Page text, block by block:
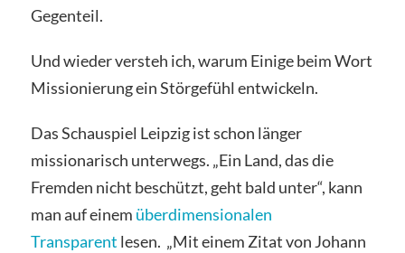
Gegenteil.
Und wieder versteh ich, warum Einige beim Wort
Missionierung ein Störgefühl entwickeln.
Das Schauspiel Leipzig ist schon länger
missionarisch unterwegs. „Ein Land, das die
Fremden nicht beschützt, geht bald unter“, kann
man auf einem überdimensionalen
Transparent lesen. „Mit einem Zitat von Johann